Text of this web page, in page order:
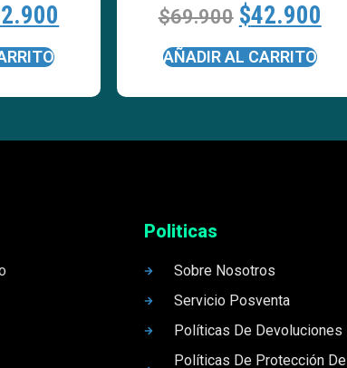
$69.900 $42.900
AÑADIR AL CARRITO
Politicas
Sobre Nosotros
Servicio Posventa
Políticas De Devoluciones
Políticas De Protección De